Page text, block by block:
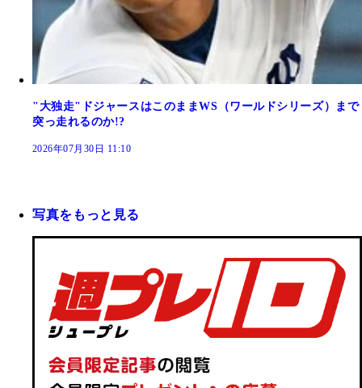
"大独走"ドジャースはこのままWS（ワールドシリーズ）まで
突っ走れるのか!?
2026年07月30日 11:10
写真をもっと見る